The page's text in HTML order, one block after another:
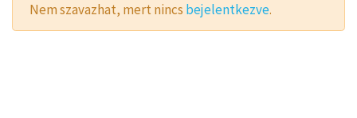
Nem szavazhat, mert nincs bejelentkezve.